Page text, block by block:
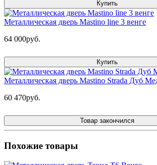
Купить
Металлическая дверь Mastino line 3 венге
64 000руб.
Купить
Металлическая дверь Mastino Strada Дуб
60 470руб.
Товар закончился
Похожие товары